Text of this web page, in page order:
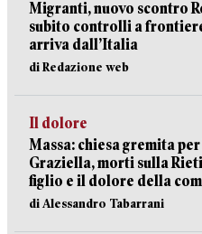
Migranti, nuovo scontro
subito controlli a
arriva dall’Italia
di Redazione web
Il dolore
Massa: chiesa gremita
Graziella, morti sulla
figlio e il dolore della
di Alessandro Tabarrani